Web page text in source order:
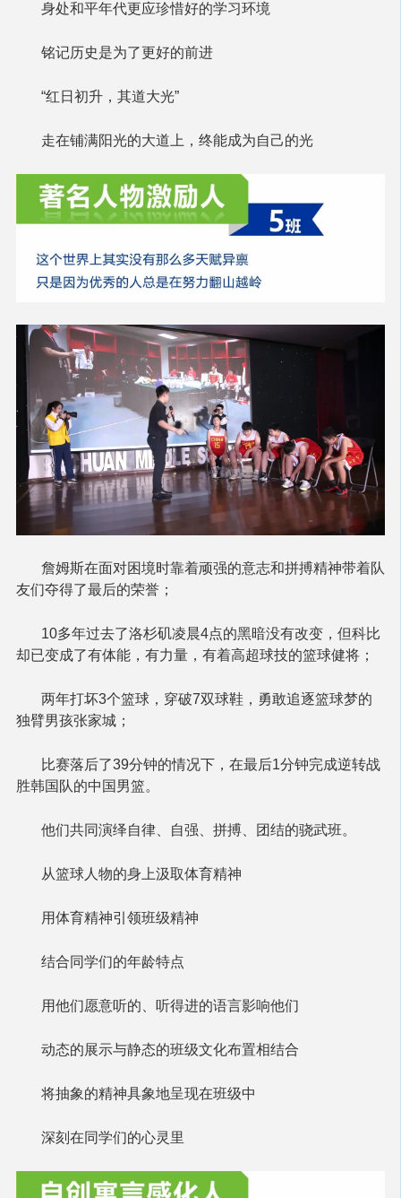
身处和平年代更应珍惜好的学习环境
铭记历史是为了更好的前进
“红日初升，其道大光”
走在铺满阳光的大道上，终能成为自己的光
詹姆斯在面对困境时靠着顽强的意志和拼搏精神带着队
友们夺得了最后的荣誉；
10多年过去了洛杉矶凌晨4点的黑暗没有改变，但科比
却已变成了有体能，有力量，有着高超球技的篮球健将；
两年打坏3个篮球，穿破7双球鞋，勇敢追逐篮球梦的
独臂男孩张家城；
比赛落后了39分钟的情况下，在最后1分钟完成逆转战
胜韩国队的中国男篮。
他们共同演绎自律、自强、拼搏、团结的骁武班。
从篮球人物的身上汲取体育精神
用体育精神引领班级精神
结合同学们的年龄特点
用他们愿意听的、听得进的语言影响他们
动态的展示与静态的班级文化布置相结合
将抽象的精神具象地呈现在班级中
深刻在同学们的心灵里